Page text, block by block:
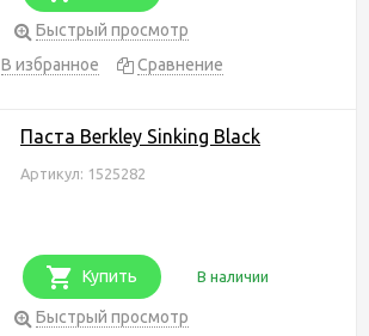
Быстрый просмотр
В избранное
Сравнение
Паста Berkley Sinking Black
Артикул: 1525282
Купить В наличии
Быстрый просмотр